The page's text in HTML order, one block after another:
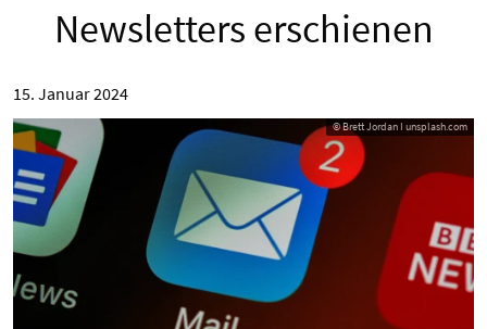
Newsletters erschienen
15. Januar 2024
© Brett Jordan I unsplash.com